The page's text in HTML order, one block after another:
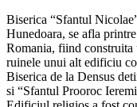
Biserica “Sfantul
Hunedoara, se afla
Romania, fiind
ruinele unui alt edificiu
Biserica de la Densus
si “Sfantul Prooroc